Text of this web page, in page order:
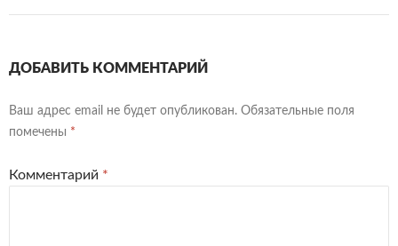
ДОБАВИТЬ КОММЕНТАРИЙ
Ваш адрес email не будет опубликован. Обязательные поля
помечены *
Комментарий *